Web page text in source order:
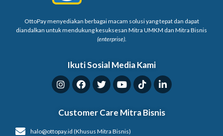
OttoPay menyediakan berbagai macam solusi yang tepat dan dapat
diandalkan untuk mendukung kesuksesan Mitra UMKM dan Mitra Bisnis
(enterprise).
Ikuti Sosial Media Kami
Customer Care Mitra Bisnis
halo@ottopay.id (Khusus Mitra Bisnis)